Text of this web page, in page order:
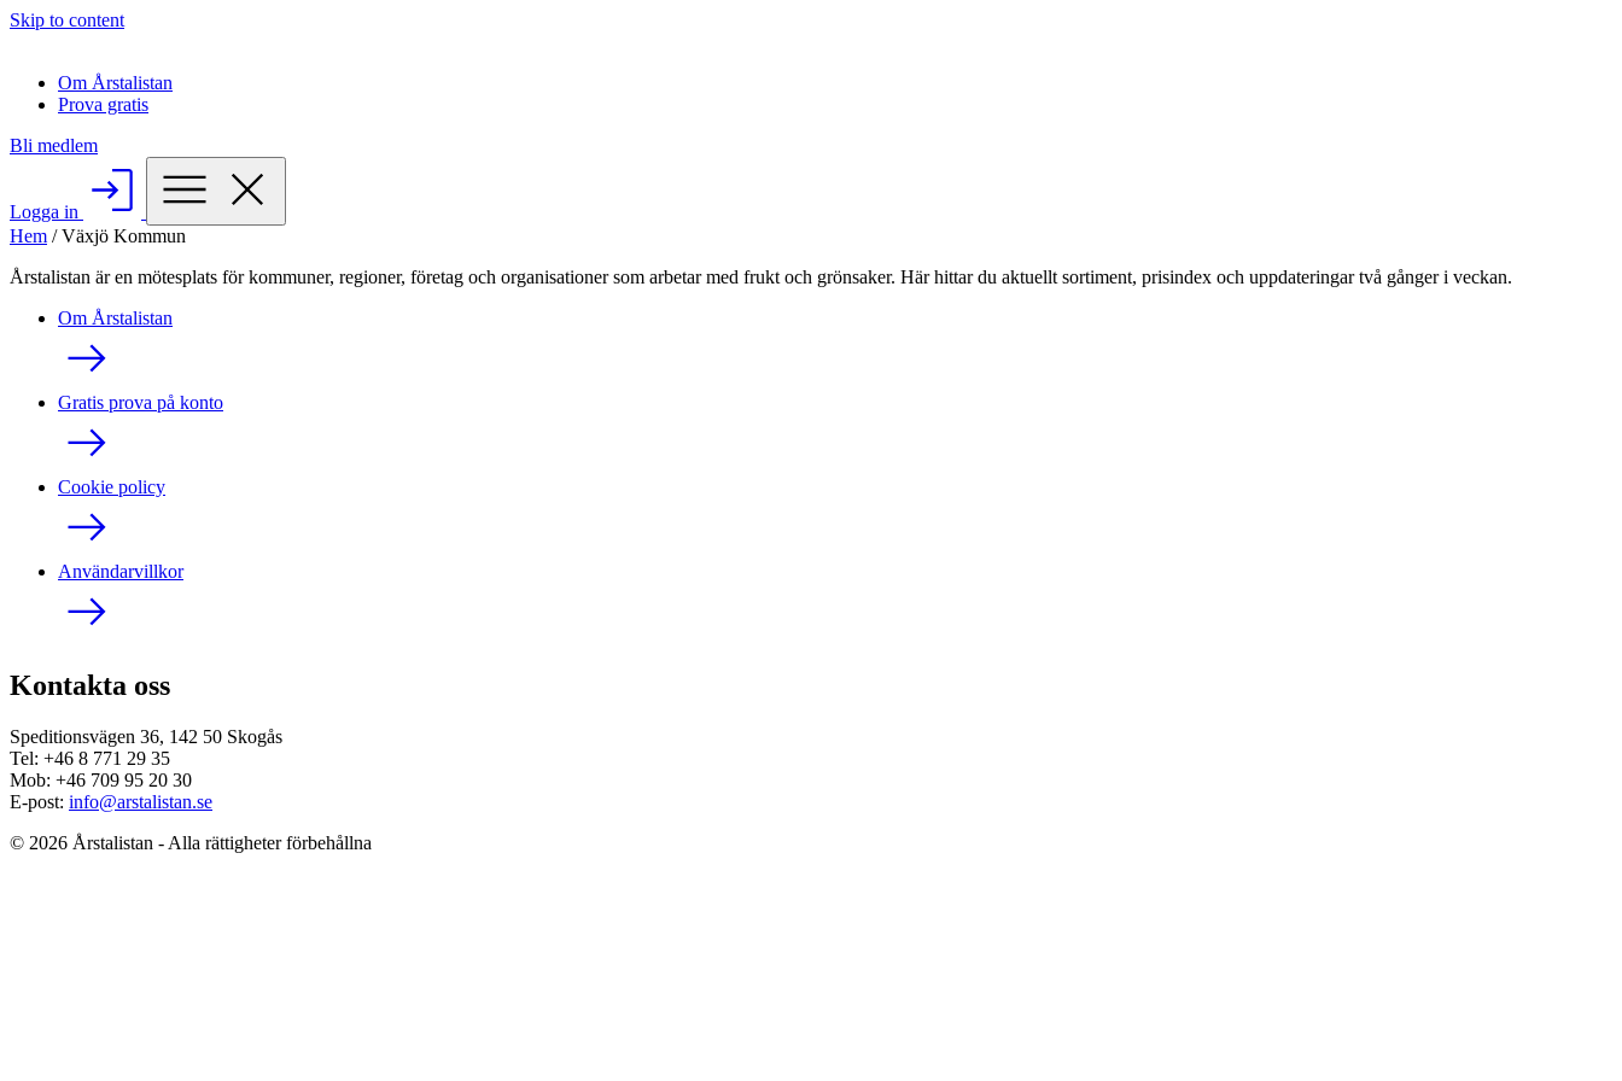
Skip to content
Om Årstalistan
Prova gratis
Bli medlem
Logga in
Hem /Växjö Kommun
Årstalistan är en mötesplats för kommuner, regioner, företag och organisationer som arbetar med frukt och grönsaker. Här hittar du aktuellt sortiment, prisindex och uppdateringar två gånger i veckan.
Om Årstalistan
Gratis prova på konto
Cookie policy
Användarvillkor
Kontakta oss
Speditionsvägen 36, 142 50 Skogås
Tel: +46 8 771 29 35
Mob: +46 709 95 20 30
E-post: info@arstalistan.se
© 2026 Årstalistan - Alla rättigheter förbehållna